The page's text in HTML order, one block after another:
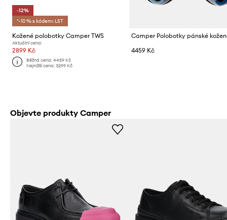
-12%
*-10 % s kódem: LST
Kožené polobotky Camper TWS
Aktuální cena:
2899 Kč
Běžná cena:4459 Kč
Nejnižší cena:3299 Kč
4459 Kč
Objevte produkty Camper